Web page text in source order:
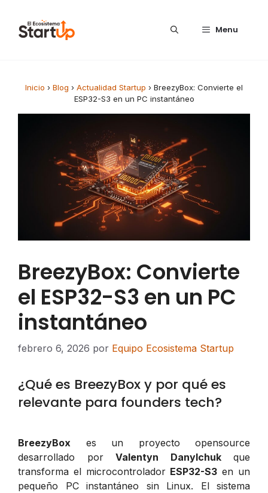
Menu
Inicio › Blog › Actualidad Startup › BreezyBox: Convierte el
ESP32-S3 en un PC instantáneo
BreezyBox: Convierte
el ESP32-S3 en un PC
instantáneo
febrero 6, 2026 por Equipo Ecosistema Startup
¿Qué es BreezyBox y por qué es
relevante para founders tech?
BreezyBox es un proyecto opensource
desarrollado por Valentyn Danylchukque
transforma el microcontrolador ESP32-S3 en un
pequeño PC instantáneo sin Linux. El sistema